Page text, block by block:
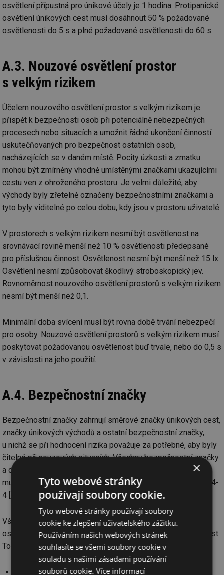
osvětlení přípustná pro únikové účely je 1 hodina. Protipanické
osvětlení únikových cest musí dosáhnout 50 % požadované
osvětlenosti do 5 s a plné požadované osvětlenosti do 60 s.
A.3. Nouzové osvětlení prostor
s velkým rizikem
Účelem nouzového osvětlení prostor s velkým rizikem je
přispět k bezpečnosti osob při potenciálně nebezpečných
procesech nebo situacích a umožnit řádné ukončení činností
uskutečňovaných pro bezpečnost ostatních osob,
nacházejících se v daném místě. Pocity úzkosti a zmatku
mohou být zmírněny vhodně umístěnými značkami ukazujícími
cestu ven z ohroženého prostoru. Je velmi důležité, aby
východy byly zřetelně označeny bezpečnostními značkami a
tyto byly viditelné po celou dobu, kdy jsou v prostoru uživatelé.
V prostorech s velkým rizikem nesmí být osvětlenost na
srovnávací rovině menší než 10 % osvětlenosti předepsané
pro příslušnou činnost. Osvětlenost nesmí být menší než 15 lx.
Osvětlení nesmí způsobovat škodlivý stroboskopický jev.
Rovnoměrnost nouzového osvětlení prostorů s velkým rizikem
nesmí být menší než 0,1.
Minimální doba svícení musí být rovna době trvání nebezpečí
pro osoby. Nouzové osvětlení prostorů s velkým rizikem musí
poskytovat požadovanou osvětlenost buď trvale, nebo do 0,5 s
v závislosti na jeho použití.
A.4. Bezpečnostní značky
Bezpečnostní značky zahrnují směrové značky únikových cest,
značky únikových východů a ostatní bezpečnostní značky,
u nichž se při hodnocení rizika považuje za potřebné, aby byly
čitelné při nouzových situacích. Všechny bezpečnostní značky
a doplňkové směrové šipky požadované při nouzovém úniku
musí splňovat požadavky ČSN ISO 3864-1 [3], ČSN ISO 3864-
4 [20] (fotometrické) a ČSN EN ISO 7010 [19] (designové).
Všechny bezpečnostní značky a doplňkové texty vyžadují
osvětlení, aby byla zajištěna jejich dobrá viditelnost a čitelnost.
Toho lze dosáhnout následujícím způsobem:
vnějším osvětlením,
×
Tyto webové stránky
používají soubory cookie.
Tyto webové stránky používají soubory
cookie ke zlepšení uživatelského zážitku.
Používáním našich webových stránek
souhlasíte se všemi soubory cookie v
souladu s našimi zásadami používání
souborů cookie.Více informací